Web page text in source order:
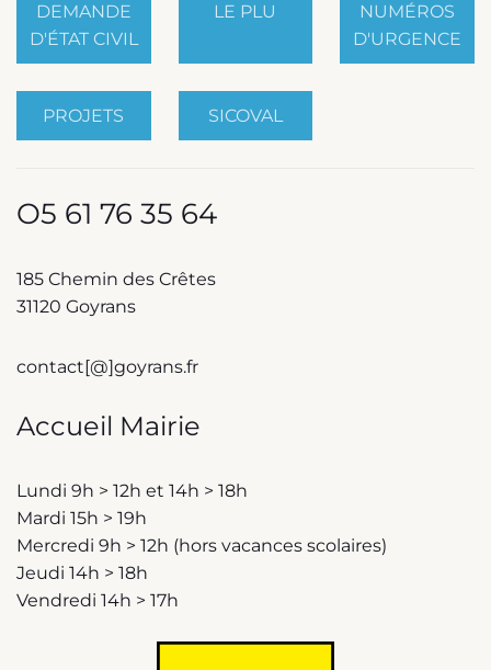
DEMANDE
D'ÉTAT CIVIL
LE PLU
NUMÉROS
D'URGENCE
PROJETS SICOVAL
O5 61 76 35 64
185 Chemin des Crêtes
31120 Goyrans
contact[@]goyrans.fr
Accueil Mairie
Lundi 9h > 12h et 14h > 18h
Mardi 15h > 19h
Mercredi 9h > 12h (hors vacances scolaires)
Jeudi 14h > 18h
Vendredi 14h > 17h